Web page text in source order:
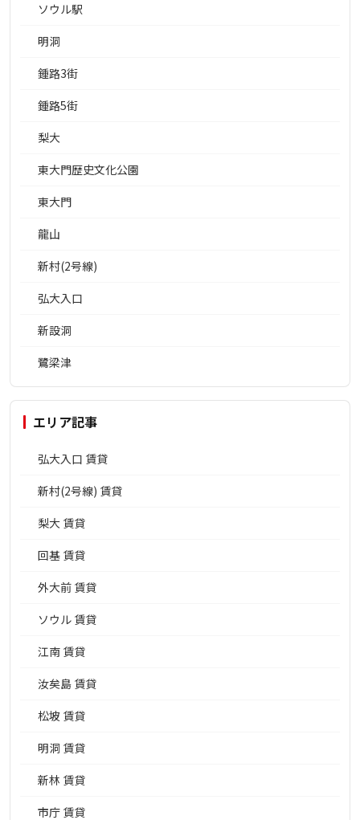
ソウル駅
明洞
鍾路3街
鍾路5街
梨大
東大門歴史文化公園
東大門
龍山
新村(2号線)
弘大入口
新設洞
鷺梁津
エリア記事
弘大入口 賃貸
新村(2号線) 賃貸
梨大 賃貸
回基 賃貸
外大前 賃貸
ソウル 賃貸
江南 賃貸
汝矣島 賃貸
松坡 賃貸
明洞 賃貸
新林 賃貸
市庁 賃貸